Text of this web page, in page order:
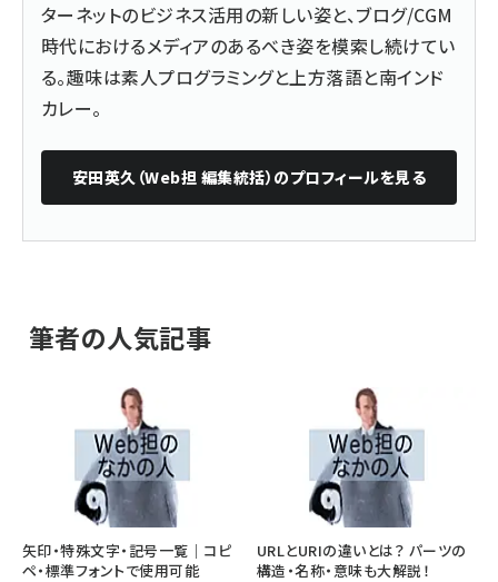
ターネットのビジネス活用の新しい姿と、ブログ/CGM
時代におけるメディアのあるべき姿を模索し続けてい
る。趣味は素人プログラミングと上方落語と南インド
カレー。
安田英久（Web担 編集統括） のプロフィールを見る
筆者の人気記事
矢印・特殊文字・記号一覧｜コピ
ペ・標準フォントで使用可能
URLとURIの違いとは？ パーツの
構造・名称・意味も大解説！